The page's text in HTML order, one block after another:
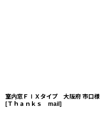
室内窓ＦＩＸタイプ 大阪府 市口様
[Ｔｈａｎｋｓ mail ]